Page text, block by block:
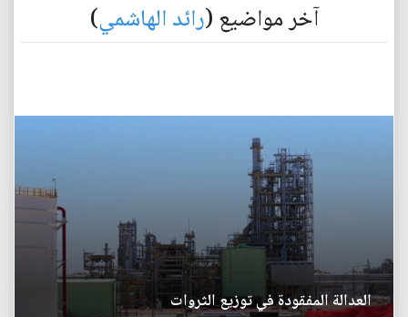
آخر مواضيع (رائد الهاشمي)
العدالة المفقودة في توزيع الثروات